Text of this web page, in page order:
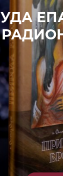
КУПИТЕ
САОПШТЕЊА
а
ВЕСТИ
ВЕСТИ